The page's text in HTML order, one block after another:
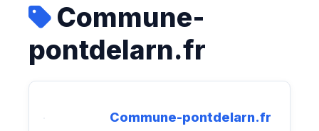
Commune-
pontdelarn.fr
Commune-pontdelarn.fr